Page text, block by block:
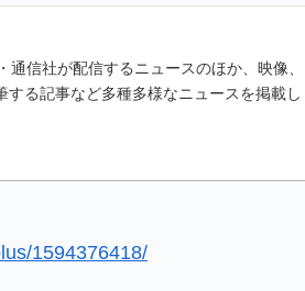
通信社が配信するニュースのほか、映像、
する記事など多種多様なニュースを掲載し
1594376418/